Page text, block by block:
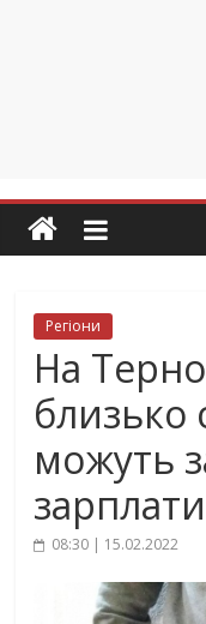
Регіони
На
близько
можуть
зарплати
08:30 | 15.02.2022